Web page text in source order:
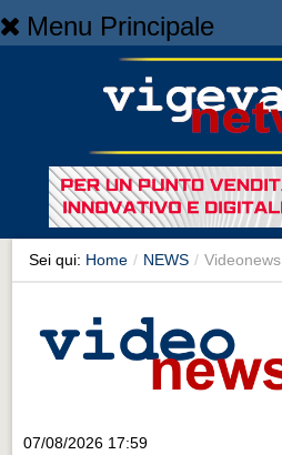
Menu Principale
NEWS
Cronaca
Cronaca
Artes et Artificia
Territorio
Sei qui: Home / NEWS / Videonews
07/08/2026 17:59